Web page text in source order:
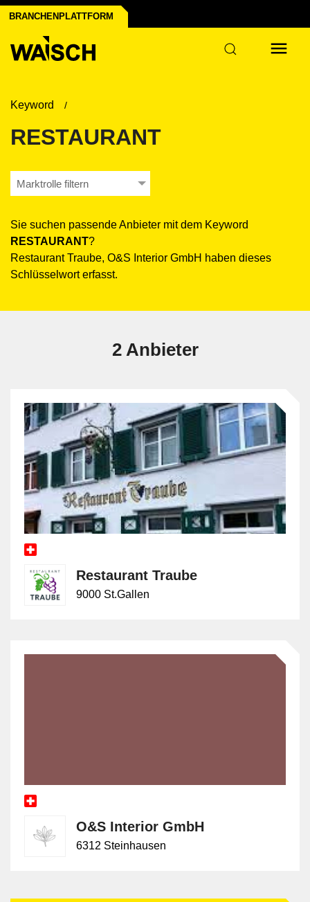
BRANCHENPLATTFORM
Keyword
RESTAURANT
Marktrolle filtern
Sie suchen passende Anbieter mit dem Keyword
RESTAURANT?
Restaurant Traube, O&S Interior GmbH haben dieses
Schlüsselwort erfasst.
2 Anbieter
Restaurant Traube
9000 St.Gallen
O&S Interior GmbH
6312 Steinhausen